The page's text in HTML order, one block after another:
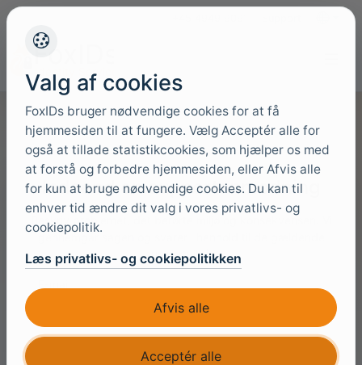
Indsend en supportanmodning
Beskriv problemet, det berørte miljø og konsekvensen. Vi
gennemgår sagen og svarer i henhold til de gældende
supportvilkår.
Valg af cookies
FoxIDs bruger nødvendige cookies for at få
hjemmesiden til at fungere. Vælg Acceptér alle for
også at tillade statistikcookies, som hjælper os med
at forstå og forbedre hjemmesiden, eller Afvis alle
for kun at bruge nødvendige cookies. Du kan til
enhver tid ændre dit valg i vores privatlivs- og
cookiepolitik.
Læs privatlivs- og cookiepolitikken
Afvis alle
Acceptér alle